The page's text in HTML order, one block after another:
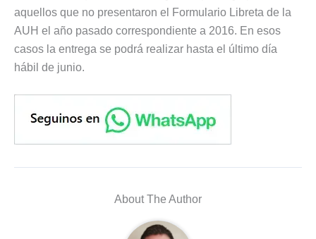
aquellos que no presentaron el Formulario Libreta de la
AUH el año pasado correspondiente a 2016. En esos
casos la entrega se podrá realizar hasta el último día
hábil de junio.
About The Author